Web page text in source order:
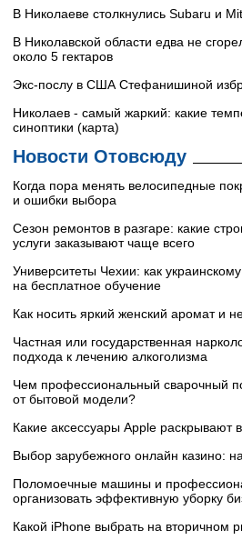
В Николаеве столкнулись Subaru и
В Николавской области едва не
около 5 гектаров
Экс-послу в США Стефанишиной
Николаев - самый жаркий: какие
синоптики (карта)
Новости Отовсюду
Когда пора менять велосипедные
и ошибки выбора
Сезон ремонтов в разгаре: какие
услуги заказывают чаще всего
Университеты Чехии: как
на бесплатное обучение
Как носить яркий женский аромат и
Частная или государственная
подхода к лечению алкоголизма
Чем профессиональный сварочный
от бытовой модели?
Какие аксессуары Apple раскрывают
Выбор зарубежного онлайн казино:
Поломоечные машины и
организовать эффективную уборку
Какой iPhone выбрать на вторичном